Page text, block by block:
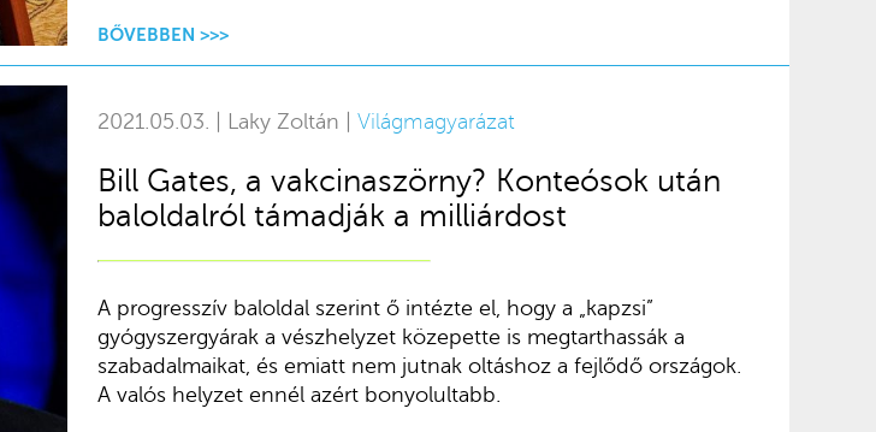
2021.05.03. | Laky Zoltán | Világmagyarázat
Bill Gates, a vakcinaszörny? Konteósok után
baloldalról támadják a milliárdost
A progresszív baloldal szerint ő intézte el, hogy a „kapzsi”
gyógyszergyárak a vészhelyzet közepette is megtarthassák a
szabadalmaikat, és emiatt nem jutnak oltáshoz a fejlődő országok.
A valós helyzet ennél azért bonyolultabb.
BŐVEBBEN >>>